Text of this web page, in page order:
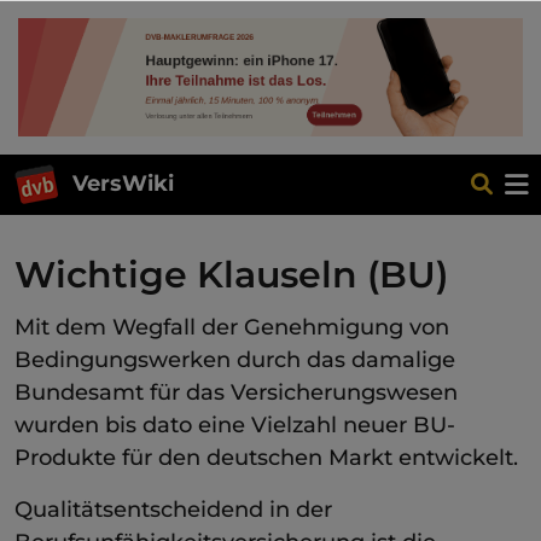
VersWiki
Wichtige Klauseln (BU)
Mit dem Wegfall der Genehmigung von
Bedingungswerken durch das damalige
Bundesamt für das Versicherungswesen
wurden bis dato eine Vielzahl neuer BU-
Produkte für den deutschen Markt entwickelt.
Qualitätsentscheidend in der